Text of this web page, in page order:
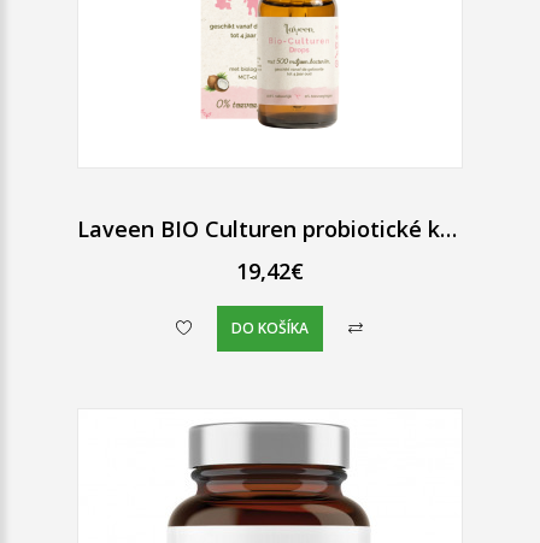
Laveen BIO Culturen probiotické kvapky pre bábätká a deti 20 ml
19,42€
DO KOŠÍKA